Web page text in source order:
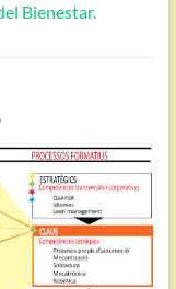
Bienestar.